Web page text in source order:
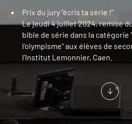
Prix du jury "écris ta série !"
Le jeudi 4 juillet 2024, remise
bible de série dans la catégorie
l’olympisme" aux élèves de
l’Institut Lemonnier, Caen.